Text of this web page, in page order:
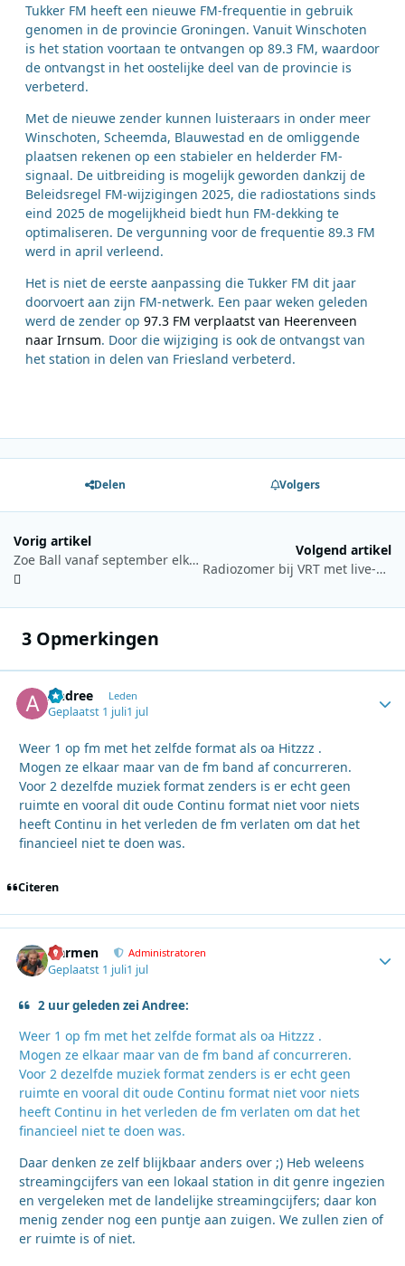
Tukker FM heeft een nieuwe FM-frequentie in gebruik
genomen in de provincie Groningen. Vanuit Winschoten
is het station voortaan te ontvangen op 89.3 FM, waardoor
de ontvangst in het oostelijke deel van de provincie is
verbeterd.
Met de nieuwe zender kunnen luisteraars in onder meer
Winschoten, Scheemda, Blauwestad en de omliggende
plaatsen rekenen op een stabieler en helderder FM-
signaal. De uitbreiding is mogelijk geworden dankzij de
Beleidsregel FM-wijzigingen 2025, die radiostations sinds
eind 2025 de mogelijkheid biedt hun FM-dekking te
optimaliseren. De vergunning voor de frequentie 89.3 FM
werd in april verleend.
Het is niet de eerste aanpassing die Tukker FM dit jaar
doorvoert aan zijn FM-netwerk. Een paar weken geleden
werd de zender op 97.3 FM verplaatst van Heerenveen
naar Irnsum. Door die wijziging is ook de ontvangst van
het station in delen van Friesland verbeterd.
Delen Volgers
Vorig artikel
Zoe Ball vanaf september elke middag te horen op Greatest Hits Radio
Volgend artikel
Radiozomer bij VRT met live-uitzendingen, festivals en nieuwe podcasts
3 Opmerkingen
Andree Leden
Geplaatst 1 juli1 jul
Weer 1 op fm met het zelfde format als oa Hitzzz .
Mogen ze elkaar maar van de fm band af concurreren.
Voor 2 dezelfde muziek format zenders is er echt geen
ruimte en vooral dit oude Continu format niet voor niets
heeft Continu in het verleden de fm verlaten om dat het
financieel niet te doen was.
Citeren
Harmen Administratoren
Geplaatst 1 juli1 jul
2 uur geleden zei Andree:
Weer 1 op fm met het zelfde format als oa Hitzzz .
Mogen ze elkaar maar van de fm band af concurreren.
Voor 2 dezelfde muziek format zenders is er echt geen
ruimte en vooral dit oude Continu format niet voor niets
heeft Continu in het verleden de fm verlaten om dat het
financieel niet te doen was.
Daar denken ze zelf blijkbaar anders over ;) Heb weleens
streamingcijfers van een lokaal station in dit genre ingezien
en vergeleken met de landelijke streamingcijfers; daar kon
menig zender nog een puntje aan zuigen. We zullen zien of
er ruimte is of niet.